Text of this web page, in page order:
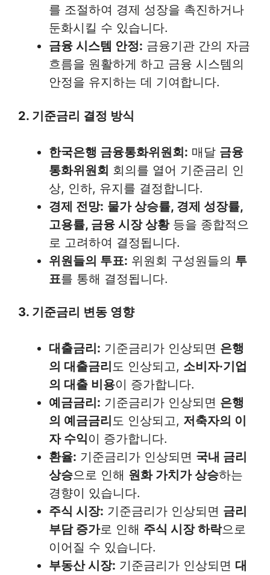
를 조절하여 경제 성장을 촉진하거나
둔화시킬 수 있습니다.
금융 시스템 안정: 금융기관 간의 자금
흐름을 원활하게 하고 금융 시스템의
안정을 유지하는 데 기여합니다.
2. 기준금리 결정 방식
한국은행 금융통화위원회: 매달 금융
통화위원회 회의를 열어 기준금리 인
상, 인하, 유지를 결정합니다.
경제 전망: 물가 상승률, 경제 성장률,
고용률, 금융 시장 상황등을 종합적으
로 고려하여 결정됩니다.
위원들의 투표: 위원회 구성원들의 투
표를 통해 결정됩니다.
3. 기준금리 변동 영향
대출금리: 기준금리가 인상되면 은행
의 대출금리도 인상되고, 소비자·기업
의 대출 비용이 증가합니다.
예금금리: 기준금리가 인상되면 은행
의 예금금리도 인상되고, 저축자의 이
자 수익이 증가합니다.
환율: 기준금리가 인상되면 국내 금리
상승으로 인해 원화 가치가 상승하는
경향이 있습니다.
주식 시장: 기준금리가 인상되면 금리
부담 증가로 인해 주식 시장 하락으로
이어질 수 있습니다.
부동산 시장: 기준금리가 인상되면 대